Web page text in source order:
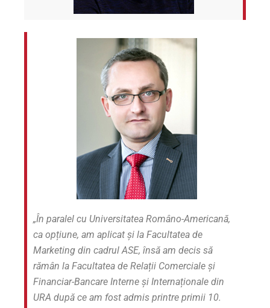
„În paralel cu Universitatea Româno-Americană,
ca opțiune, am aplicat și la Facultatea de
Marketing din cadrul ASE, însă am decis să
rămân la Facultatea de Relații Comerciale și
Financiar-Bancare Interne și Internaționale din
URA după ce am fost admis printre primii 10.